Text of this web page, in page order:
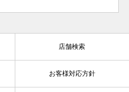
店舗検索
お客様対応方針